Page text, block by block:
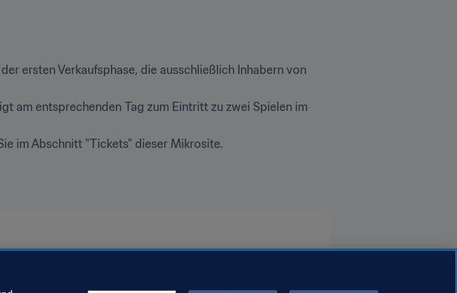
ersten Verkaufsphase, die ausschließlich Inhabern von
am entsprechenden Tag zum Eintritt zu zwei Spielen im
im Abschnitt "Tickets" dieser Mikrosite.